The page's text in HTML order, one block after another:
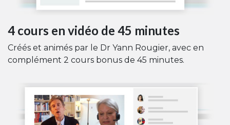
4 cours en vidéo de 45 minutes
Créés et animés par le Dr Yann Rougier, avec en
complément 2 cours bonus de 45 minutes.